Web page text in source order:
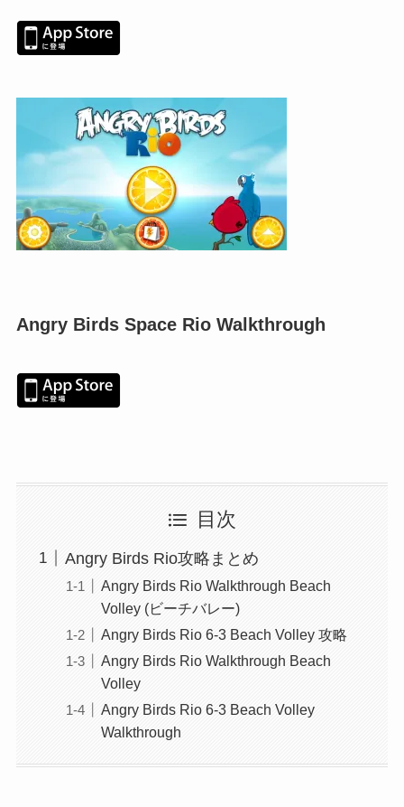
Angry Birds Space Rio Walkthrough
目次
Angry Birds Rio攻略まとめ
Angry Birds Rio Walkthrough Beach
Volley (ビーチバレー)
Angry Birds Rio 6-3 Beach Volley 攻略
Angry Birds Rio Walkthrough Beach
Volley
Angry Birds Rio 6-3 Beach Volley
Walkthrough